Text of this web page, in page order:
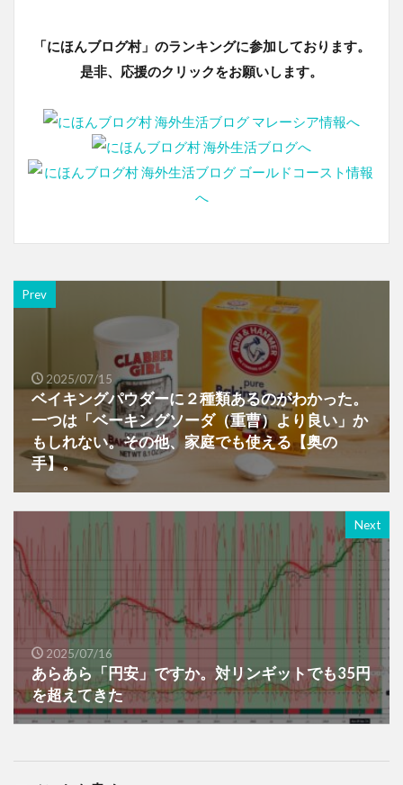
「にほんブログ村」のランキングに参加しております。
是非、応援のクリックをお願いします。
Prev
2025/07/15
ベイキングパウダーに２種類あるのがわかった。
一つは「ベーキングソーダ（重曹）より良い」か
もしれない。その他、家庭でも使える【奥の
手】。
Next
2025/07/16
あらあら「円安」ですか。対リンギットでも35円
を超えてきた